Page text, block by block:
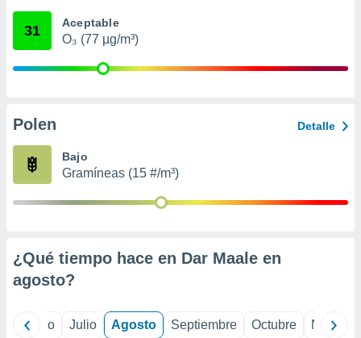
mediante
publicidad
de
31 Aceptable
O₃ (77 µg/m³)
Polen Detalle
Bajo
Gramíneas (15 #/m³)
¿Qué tiempo hace en Dar Maale en
agosto?
Junio Julio Agosto Septiembre Octubre